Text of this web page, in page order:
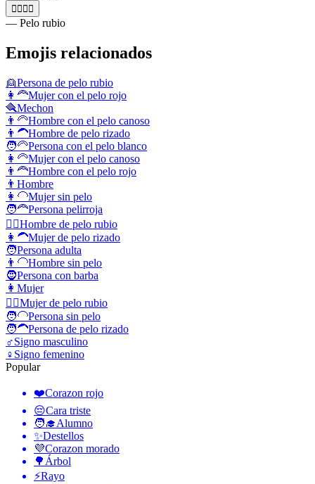
👱‍♀️👱‍♂️
— Pelo rubio
Emojis relacionados
👱Persona de pelo rubio
👩‍🦰Mujer con el pelo rojo
🪮Mechon
👨‍🦳Hombre con el pelo canoso
👨‍🦱Hombre de pelo rizado
🧑‍🦳Persona con el pelo blanco
👩‍🦳Mujer con el pelo canoso
👨‍🦰Hombre con el pelo rojo
👨 Hombre
👩‍🦲Mujer sin pelo
🧑‍🦰Persona pelirroja
👱‍♂️Hombre de pelo rubio
👩‍🦱Mujer de pelo rizado
🧑Persona adulta
👨‍🦲Hombre sin pelo
🧔Persona con barba
👩 Mujer
👱‍♀️Mujer de pelo rubio
🧑‍🦲Persona sin pelo
🧑‍🦱Persona de pelo rizado
♂️Signo masculino
♀️ Signo femenino
Popular
❤️Corazon rojo
😔Cara triste
🧑‍🎓Alumno
✨Destellos
💜Corazon morado
🌳 Árbol
⚡Rayo